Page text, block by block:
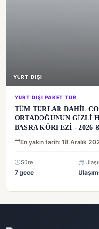
YURT DIŞI
YURT DIŞI PAKET TUR
TÜM TURLAR DAHİL
ORTADOĞUNUN GİZLİ
BASRA KÖRFEZİ - 2026
En yakın tarih: 18 Aralık
Süre
7 gece